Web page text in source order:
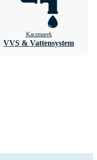
Kaczmarek
VVS & Vattensystem